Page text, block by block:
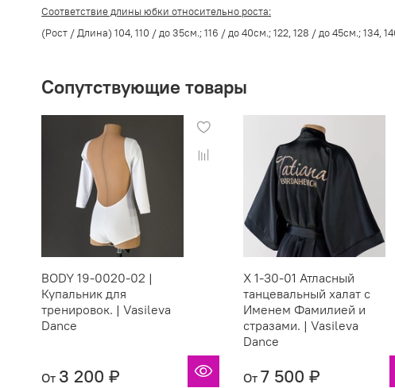
Соответствие длины юбки относительно роста:
(Рост / Длина) 104, 110 / до 35см.; 116 / до 40см.; 122, 128 / до 45см.; 134,
Сопутствующие товары
BODY 19-0020-02 |
Купальник для
тренировок. | Vasileva
Dance
От 3 200 ₽
X 1-30-01 Атласный
танцевальный халат с
Именем Фамилией и
стразами. | Vasileva
Dance
От 7 500 ₽